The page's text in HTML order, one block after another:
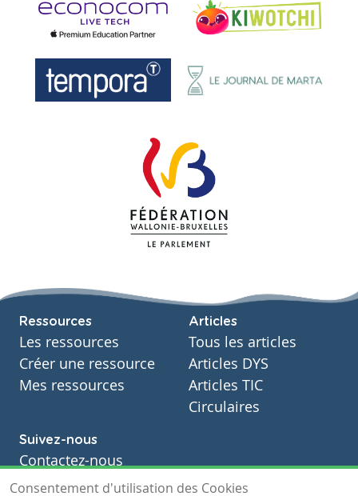
Ressources
Les ressources
Créer une ressource
Mes ressources
Articles
Tous les articles
Articles DYS
Articles TIC
Circulaires
Suivez-nous
Contactez-nous
Soutien scolaire
Consentement d'utilisation des Cookies